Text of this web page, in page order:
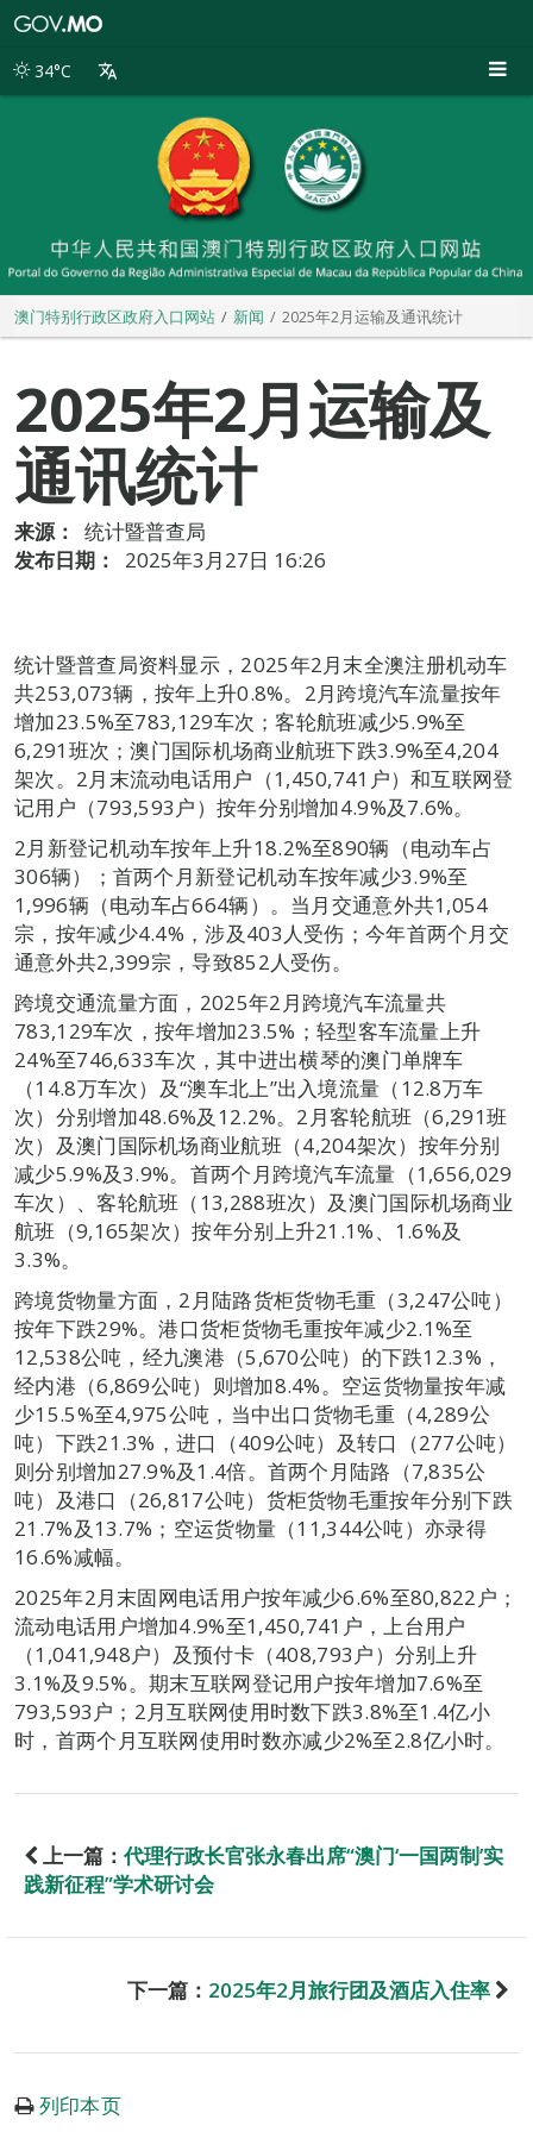
别
34°C
澳门特别行政区政府入口网站 新闻 2025年2月运输及通讯统计
2025年2月运输及
通讯统计
来源：
统计暨普查局
发布日期：
2025年3月27日 16:26
统计暨普查局资料显示，2025年2月末全澳注册机动车
共253,073辆，按年上升0.8%。2月跨境汽车流量按年
增加23.5%至783,129车次；客轮航班减少5.9%至
6,291班次；澳门国际机场商业航班下跌3.9%至4,204
架次。2月末流动电话用户（1,450,741户）和互联网登
记用户（793,593户）按年分别增加4.9%及7.6%。
2月新登记机动车按年上升18.2%至890辆（电动车占
306辆）；首两个月新登记机动车按年减少3.9%至
1,996辆（电动车占664辆）。当月交通意外共1,054
宗，按年减少4.4%，涉及403人受伤；今年首两个月交
通意外共2,399宗，导致852人受伤。
跨境交通流量方面，2025年2月跨境汽车流量共
783,129车次，按年增加23.5%；轻型客车流量上升
24%至746,633车次，其中进出横琴的澳门单牌车
（14.8万车次）及“澳车北上”出入境流量（12.8万车
次）分别增加48.6%及12.2%。2月客轮航班（6,291班
次）及澳门国际机场商业航班（4,204架次）按年分别
减少5.9%及3.9%。首两个月跨境汽车流量（1,656,029
车次）、客轮航班（13,288班次）及澳门国际机场商业
航班（9,165架次）按年分别上升21.1%、1.6%及
3.3%。
跨境货物量方面，2月陆路货柜货物毛重（3,247公吨）
按年下跌29%。港口货柜货物毛重按年减少2.1%至
12,538公吨，经九澳港（5,670公吨）的下跌12.3%，
经内港（6,869公吨）则增加8.4%。空运货物量按年减
少15.5%至4,975公吨，当中出口货物毛重（4,289公
吨）下跌21.3%，进口（409公吨）及转口（277公吨）
则分别增加27.9%及1.4倍。首两个月陆路（7,835公
吨）及港口（26,817公吨）货柜货物毛重按年分别下跌
21.7%及13.7%；空运货物量（11,344公吨）亦录得
16.6%减幅。
2025年2月末固网电话用户按年减少6.6%至80,822户；
流动电话用户增加4.9%至1,450,741户，上台用户
（1,041,948户）及预付卡（408,793户）分别上升
3.1%及9.5%。期末互联网登记用户按年增加7.6%至
793,593户；2月互联网使用时数下跌3.8%至1.4亿小
时，首两个月互联网使用时数亦减少2%至2.8亿小时。
上一篇： 代理行政长官张永春出席“澳门‘一国两制’实
践新征程”学术研讨会
下一篇： 2025年2月旅行团及酒店入住率
列印本页